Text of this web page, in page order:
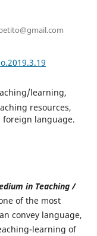
learning,
resources,
foreign language.
in Teaching /
of the most
convey language,
learning of